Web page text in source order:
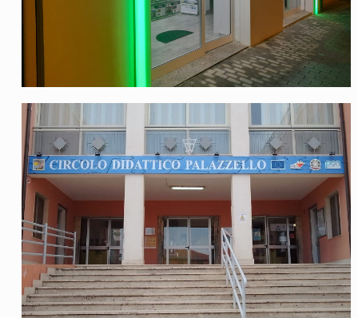
Circolo Didattico Palazzello